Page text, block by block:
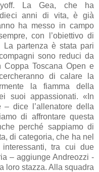
La Gea, che ha
anni di vita, è già
ha messo in campo
con l’obiettivo di
La partenza è stata pari
sono reduci da
Coppa Toscana Open e
di calare la
la fiamma della
suoi appassionati. «In
dice l’allenatore della
di affrontare questa
perché sappiamo di
di categoria, che ha nel
tra cui due
– aggiunge Andreozzi -
loro stazza. Alla squadra